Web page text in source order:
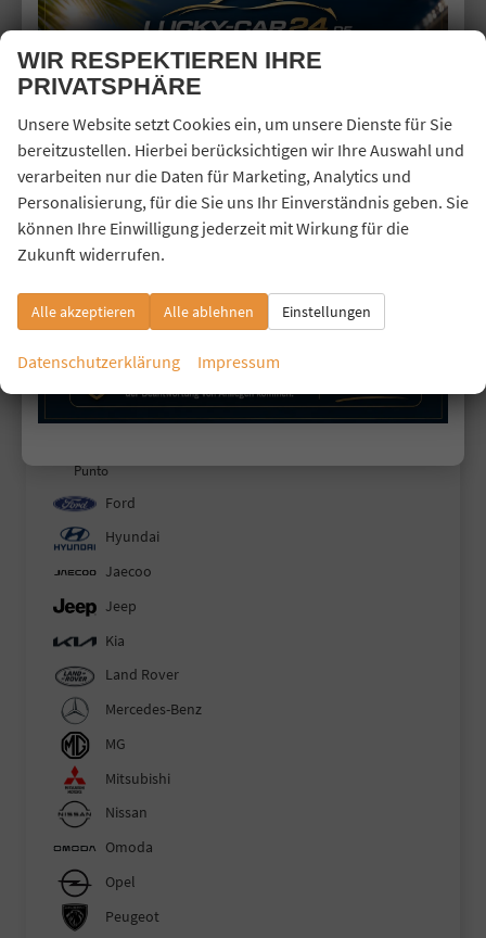
Fahrzeugnr.
Baic
Baw
BYD
Cupra
Dacia
Fiat
Panda
Pandina Base
Punto
Ford
Hyundai
Jaecoo
Jeep
Kia
Land Rover
Mercedes-Benz
MG
Mitsubishi
Nissan
Omoda
Opel
Peugeot
WIR RESPEKTIEREN IHRE
PRIVATSPHÄRE
Unsere Website setzt Cookies ein, um unsere Dienste für Sie
bereitzustellen. Hierbei berücksichtigen wir Ihre Auswahl und
verarbeiten nur die Daten für Marketing, Analytics und
Personalisierung, für die Sie uns Ihr Einverständnis geben. Sie
können Ihre Einwilligung jederzeit mit Wirkung für die
Zukunft widerrufen.
Alle akzeptieren Alle ablehnen Einstellungen
Datenschutzerklärung Impressum